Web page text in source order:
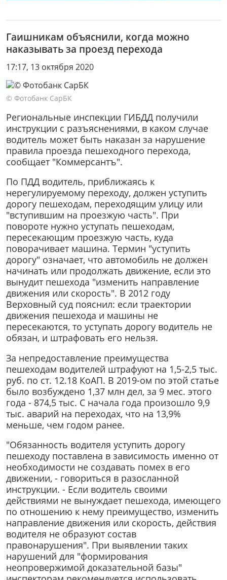
Гаишникам объяснили, когда можно
наказывать за проезд перехода
17:17, 13 октября 2020
© Фотобанк СарБК
Региональные инспекции ГИБДД получили
инструкции с разъяснениями, в каком случае
водитель может быть наказан за нарушение
правила проезда пешеходного перехода,
сообщает "Коммерсантъ".
По ПДД водитель, приближаясь к
нерегулируемому переходу, должен уступить
дорогу пешеходам, переходящим улицу или
"вступившим на проезжую часть". При
повороте нужно уступать пешеходам,
пересекающим проезжую часть, куда
поворачивает машина. Термин "уступить
дорогу" означает, что автомобиль не должен
начинать или продолжать движение, если это
вынудит пешехода "изменить направление
движения или скорость". В 2012 году
Верховный суд пояснил: если траектории
движения пешехода и машины не
пересекаются, то уступать дорогу водитель не
обязан, и штрафовать его нельзя.
За непредоставление преимущества
пешеходам водителей штрафуют на 1,5-2,5 тыс.
руб. по ст. 12.18 КоАП. В 2019-ом по этой статье
было возбуждено 1,37 млн дел, за 9 мес. этого
года - 874,5 тыс. С начала года произошло 9,9
тыс. аварий на переходах, что на 13,9%
меньше, чем годом ранее.
"Обязанность водителя уступить дорогу
пешеходу поставлена в зависимость именно от
необходимости не создавать помех в его
движении, - говориться в разосланной
инструкции. - Если водитель своими
действиями не вынуждает пешехода, имеющего
по отношению к нему преимущество, изменить
направление движения или скорость, действия
водителя не образуют состав
правонарушения". При выявлении таких
нарушений для "формирования
неопровержимой доказательной базы"